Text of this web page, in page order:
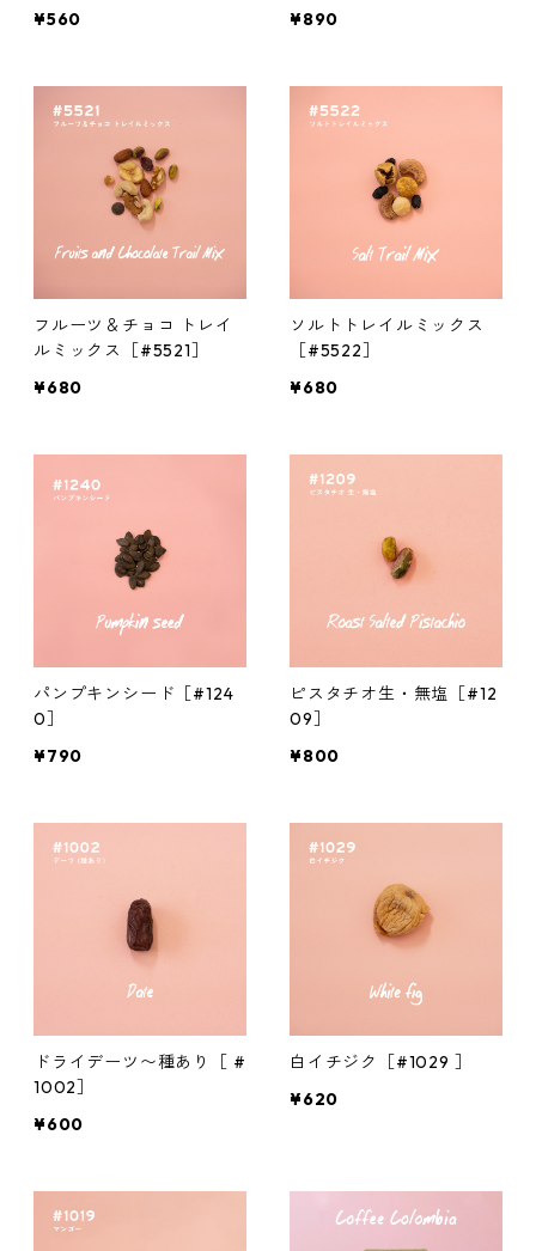
¥560
¥890
フルーツ＆チョコ トレイ
ルミックス［#5521］
¥680
ソルトトレイルミックス
［#5522］
¥680
パンプキンシード［#124
0］
¥790
ピスタチオ生・無塩［#12
09］
¥800
ドライデーツ〜種あり［ #
1002］
¥600
白イチジク［#1029 ］
¥620